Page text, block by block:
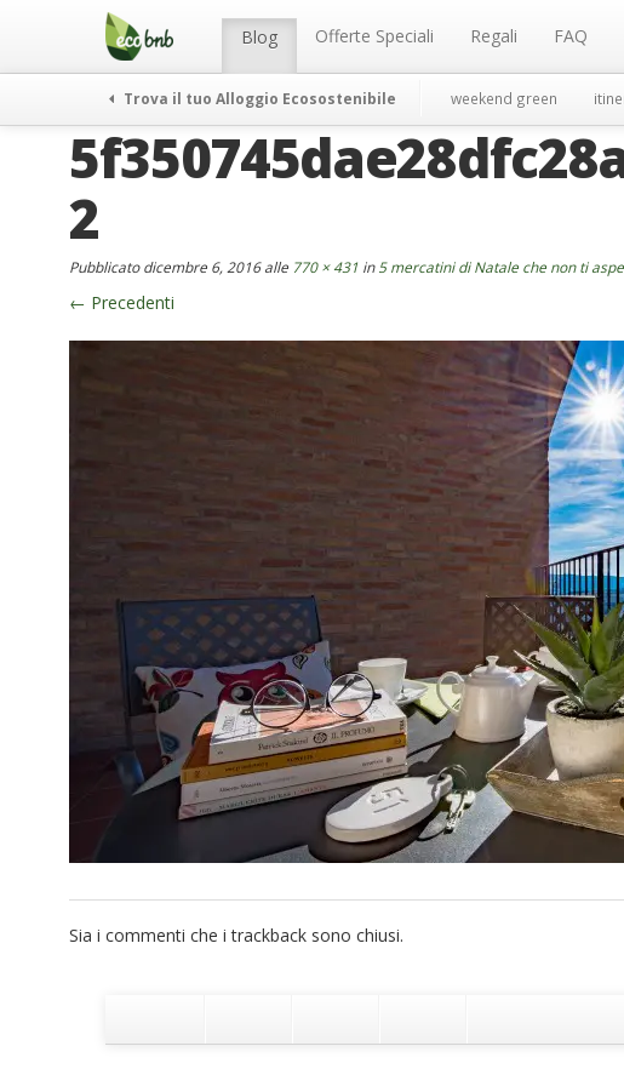
Menu Blog Offerte Speciali Regali FAQ
Trova il tuo Alloggio Ecosostenibile weekend green
2
Pubblicatodicembre 6, 2016alle 770 × 431 in 5 mercatini di Natale che non ti
← Precedenti
Sia i commenti che i trackback sono chiusi.